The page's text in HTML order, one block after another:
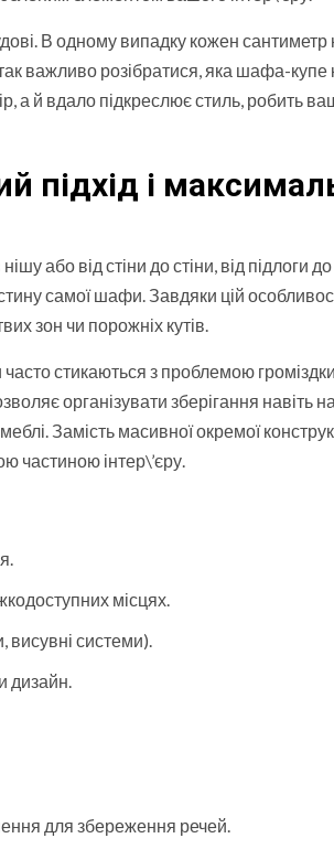
В одному випадку кожен сантиметр
важливо розібратися, яка шафа-
а й вдало підкреслює стиль, робить
підхід і
або від стіни до стіни, від підлоги до
самої шафи. Завдяки цій
зон чи порожніх кутів.
стикаються з проблемою
організувати зберігання навіть
Замість масивної окремої
частиною інтер\’єру.
місцях.
висувні системи).
дизайн.
для збереження речей.